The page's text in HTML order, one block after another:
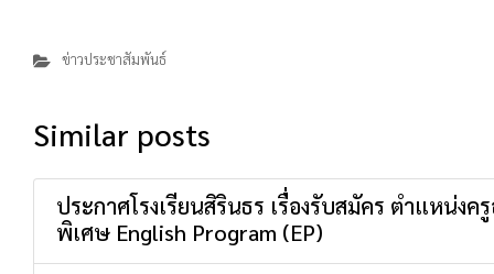
ข่าวประชาสัมพันธ์
Similar posts
ประกาศโรงเรียนสิรินธร เรื่องรับสมัคร ตำแหน่ง
พิเศษ English Program (EP)